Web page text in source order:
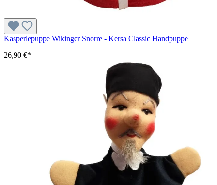
Kasperlepuppe Wikinger Snorre - Kersa Classic Handpuppe
26,90 €*